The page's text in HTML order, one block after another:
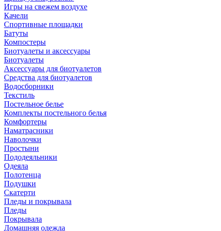
Игры на свежем воздухе
Качели
Спортивные площадки
Батуты
Компостеры
Биотуалеты и аксессуары
Биотуалеты
Аксессуары для биотуалетов
Средства для биотуалетов
Водосборники
Текстиль
Постельное белье
Комплекты постельного белья
Комфортеры
Наматрасники
Наволочки
Простыни
Пододеяльники
Одеяла
Полотенца
Подушки
Скатерти
Пледы и покрывала
Пледы
Покрывала
Домашняя одежда